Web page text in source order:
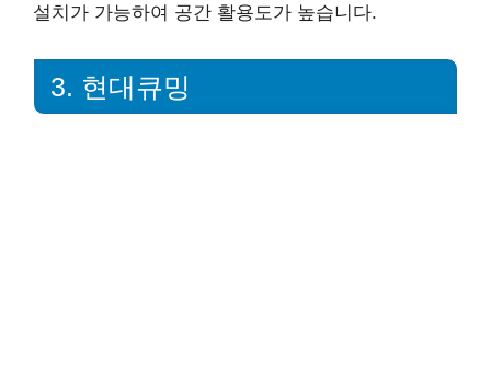
설치가 가능하여 공간 활용도가 높습니다.
3. 현대큐밍